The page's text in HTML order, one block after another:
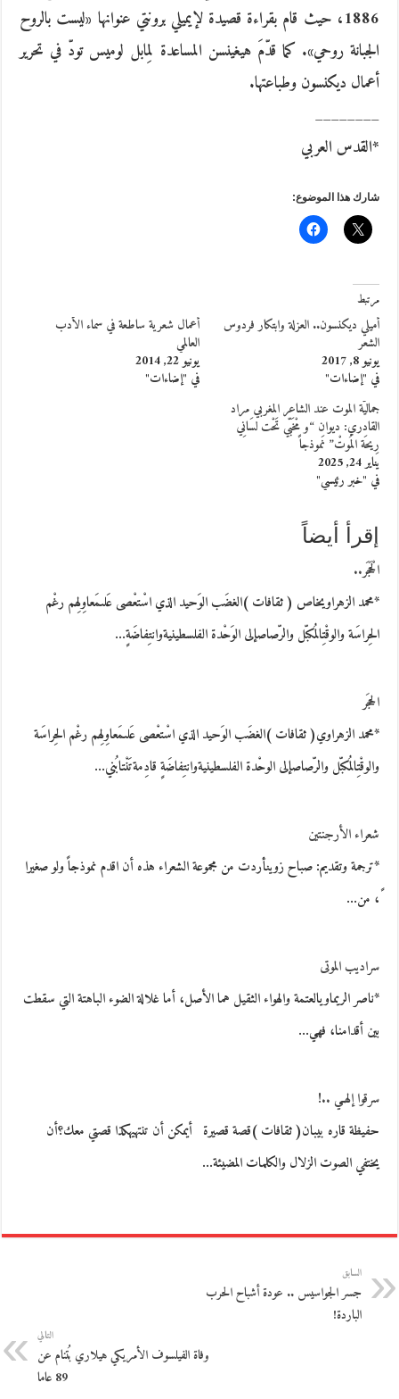
1886، حيث قام بقراءة قصيدة لإيميلي برونتي عنوانها «ليست بالروح
الجبانة روحي». كما قدّمَ هيغينسن المساعدة لِمابل لوميس تودّ في تحرير
أعمال ديكنسون وطباعتها.
________
*القدس العربي
شارك هذا الموضوع:
مرتبط
أميلي ديكنسون.. العزلة وابتكار فردوس
الشعر
يونيو 8, 2017
في "إضاءات"
أعمال شعرية ساطعة في سماء الأدب
العالمي
يونيو 22, 2014
في "إضاءات"
جماليّة الموت عند الشاعر المغربي مراد
القادري: ديوان “و مْخَبّي تَحْت لسَانِي
رِيحَة المُوتْ” نَموذجاً
يناير 24, 2025
في "خبر رئيسي"
إقرأ أيضاً
الْحَجَر..
*محمد الزهراويخاص ( ثقافات )الغضَب الوَحيد الذي اسْتعْصى عَلىمَعاوِلِهم رغْم
الحِراسَة والوقْتِالمُكبّل والرّصاصإلى الوَحْدة الفلسطينيةوانتِفاضَةٍ…
الحجَر
*محمد الزهراوي( ثقافات )الغضَب الوَحيد الذي اسْتعْصى عَلىمَعاوِلِهم رغْم الحِراسَة
والوقْتِالمُكبّل والرّصاصإلى الوحْدة الفلسطينيةوانتِفاضَةٍ قادِمةتَنْتابُني…
شعراء الأرجنتين
*ترجمة وتقديم: صباح زوينأردت من مجموعة الشعراء هذه أن اقدم نموذجاً ولو صغيرا
ً، من…
سراديب الموتى
*ناصر الريماويالعتمة والهواء الثقيل هما الأصل، أما غلالة الضوء الباهتة التي سقطت
بين أقدامنا، فهي…
سرقوا إلهـي ..!
حفيظة قاره بيبان( ثقافات )قصة قصيرة أيمكن أن تنتهيهكذا قصتي معك؟أن
يختفي الصوت الزلال والكلمات المضيئة…
السابق
جسر الجواسيس .. عودة أشباح الحرب
الباردة!
التالي
وفاة الفيلسوف الأمريكي هيلاري بُتنام عن
89 عاما